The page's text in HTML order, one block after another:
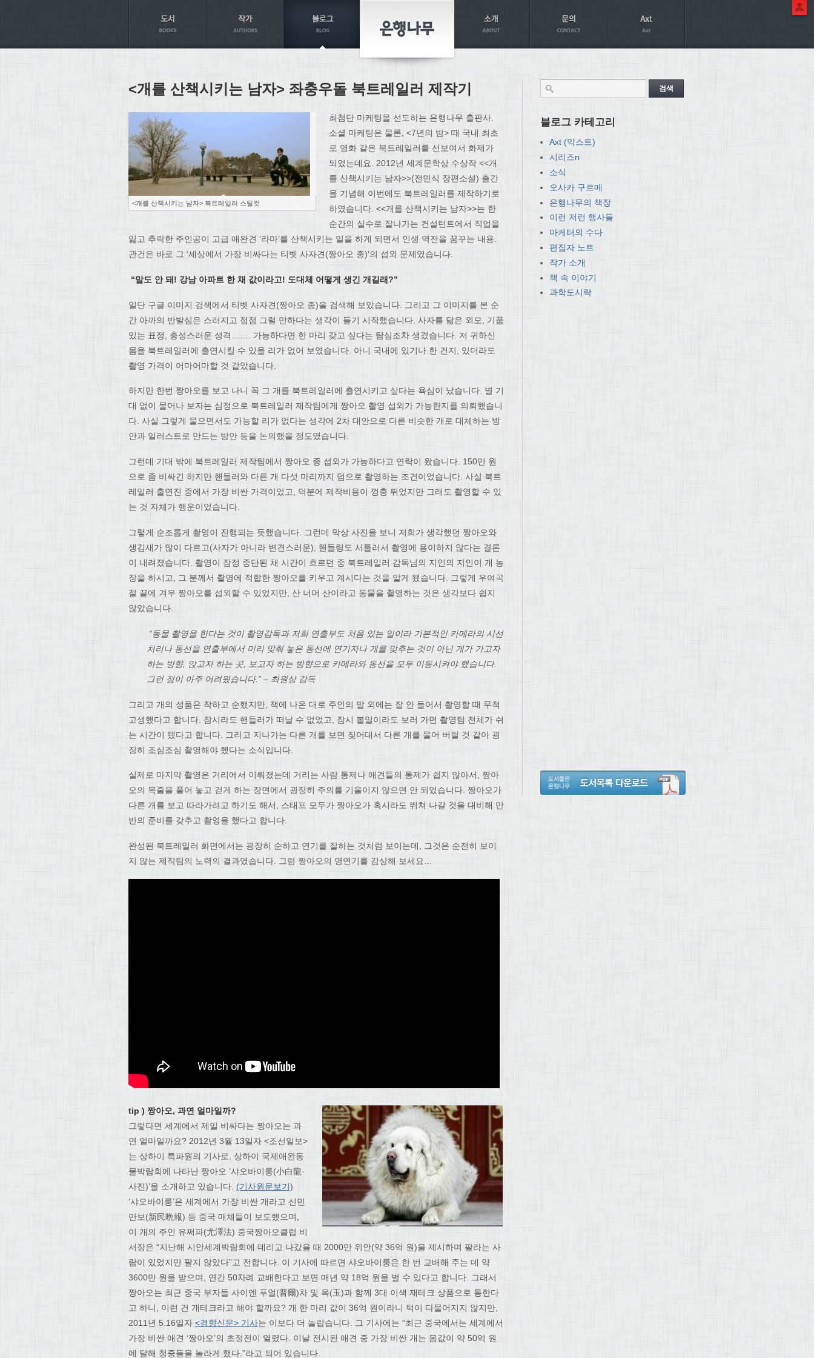
<개를 산책시키는 남자> 좌충우돌 북트레일러 제작기
<개를 산책시키는 남자> 북트레일러 스틸컷
최첨단 마케팅을 선도하는 은행나무 출판사.
소셜 마케팅은 물론, <7년의 밤> 때 국내 최초
로 영화 같은 북트레일러를 선보여서 화제가
되었는데요. 2012년 세계문학상 수상작 <<개
를 산책시키는 남자>>(전민식 장편소설) 출간
을 기념해 이번에도 북트레일러를 제작하기로
하였습니다. <<개를 산책시키는 남자>>는 한
순간의 실수로 잘나가는 컨설턴트에서 직업을
잃고 추락한 주인공이 고급 애완견 ‘라마’를 산책시키는 일을 하게 되면서 인생 역전을 꿈꾸는 내용.
관건은 바로 그 ‘세상에서 가장 비싸다는 티벳 사자견(짱아오 종)’의 섭외 문제였습니다.
“말도 안 돼! 강남 아파트 한 채 값이라고! 도대체 어떻게 생긴 개길래?”
일단 구글 이미지 검색에서 티벳 사자견(짱아오 종)을 검색해 보았습니다. 그리고 그 이미지를 본 순
간 아까의 반발심은 스러지고 점점 그럴 만하다는 생각이 들기 시작했습니다. 사자를 닮은 외모, 기품
있는 표정, 충성스러운 성격……. 가능하다면 한 마리 갖고 싶다는 탐심조차 생겼습니다. 저 귀하신
몸을 북트레일러에 출연시킬 수 있을 리가 없어 보였습니다. 아니 국내에 있기나 한 건지, 있더라도
촬영 가격이 어마어마할 것 같았습니다.
하지만 한번 짱아오를 보고 나니 꼭 그 개를 북트레일러에 출연시키고 싶다는 욕심이 났습니다. 별 기
대 없이 물어나 보자는 심정으로 북트레일러 제작팀에게 짱아오 촬영 섭외가 가능한지를 의뢰했습니
다. 사실 그렇게 물으면서도 가능할 리가 없다는 생각에 2차 대안으로 다른 비슷한 개로 대체하는 방
안과 일러스트로 만드는 방안 등을 논의했을 정도였습니다.
그런데 기대 밖에 북트레일러 제작팀에서 짱아오 종 섭외가 가능하다고 연락이 왔습니다. 150만 원
으로 좀 비싸긴 하지만 핸들러와 다른 개 다섯 마리까지 덤으로 촬영하는 조건이었습니다. 사실 북트
레일러 출연진 중에서 가장 비싼 가격이었고, 덕분에 제작비용이 껑충 뛰었지만 그래도 촬영할 수 있
는 것 자체가 행운이었습니다.
그렇게 순조롭게 촬영이 진행되는 듯했습니다. 그런데 막상 사진을 보니 저희가 생각했던 짱아오와
생김새가 많이 다르고(사자가 아니라 변견스러운), 핸들링도 서툴러서 촬영에 용이하지 않다는 결론
이 내려졌습니다. 촬영이 잠정 중단된 채 시간이 흐르던 중 북트레일러 감독님의 지인의 지인이 개 농
장을 하시고, 그 분께서 촬영에 적합한 짱아오를 키우고 계시다는 것을 알게 됐습니다. 그렇게 우여곡
절 끝에 겨우 짱아오를 섭외할 수 있었지만, 산 너머 산이라고 동물을 촬영하는 것은 생각보다 쉽지
않았습니다.
“동물 촬영을 한다는 것이 촬영감독과 저희 연출부도 처음 있는 일이라 기본적인 카메라의 시선
처리나 동선을 연출부에서 미리 맞춰 놓은 동선에 연기자나 개를 맞추는 것이 아닌 개가 가고자
하는 방향, 앉고자 하는 곳, 보고자 하는 방향으로 카메라와 동선을 모두 이동시켜야 했습니다.
그런 점이 아주 어려웠습니다.” – 최원상 감독
그리고 개의 성품은 착하고 순했지만, 책에 나온 대로 주인의 말 외에는 잘 안 들어서 촬영할 때 무척
고생했다고 합니다. 잠시라도 핸들러가 떠날 수 없었고, 잠시 볼일이라도 보러 가면 촬영팀 전체가 쉬
는 시간이 됐다고 합니다. 그리고 지나가는 다른 개를 보면 짖어대서 다른 개를 물어 버릴 것 같아 굉
장히 조심조심 촬영해야 했다는 소식입니다.
실제로 마지막 촬영은 거리에서 이뤄졌는데 거리는 사람 통제나 애견들의 통제가 쉽지 않아서, 짱아
오의 목줄을 풀어 놓고 걷게 하는 장면에서 굉장히 주의를 기울이지 않으면 안 되었습니다. 짱아오가
다른 개를 보고 따라가려고 하기도 해서, 스태프 모두가 짱아오가 혹시라도 뛰쳐 나갈 것을 대비해 만
반의 준비를 갖추고 촬영을 했다고 합니다.
완성된 북트레일러 화면에서는 굉장히 순하고 연기를 잘하는 것처럼 보이는데, 그것은 순전히 보이
지 않는 제작팀의 노력의 결과였습니다. 그럼 짱아오의 명연기를 감상해 보세요…
tip ) 짱아오, 과연 얼마일까?
그렇다면 세계에서 제일 비싸다는 짱아오는 과
연 얼마일까요? 2012년 3월 13일자 <조선일보>
는 상하이 특파원의 기사로, 상하이 국제애완동
물박람회에 나타난 짱아오 ‘샤오바이룽(小白龍·
사진)’을 소개하고 있습니다. (기사원문보기)
‘샤오바이룽’은 세계에서 가장 비싼 개라고 신민
만보(新民晩報) 등 중국 매체들이 보도했으며,
이 개의 주인 유쩌파(尤澤法) 중국짱아오클럽 비
서장은 “지난해 시안세계박람회에 데리고 나갔을 때 2000만 위안(약 36억 원)을 제시하며 팔라는 사
람이 있었지만 팔지 않았다”고 전합니다. 이 기사에 따르면 샤오바이룽은 한 번 교배해 주는 데 약
3600만 원을 받으며, 연간 50차례 교배한다고 보면 매년 약 18억 원을 벌 수 있다고 합니다. 그래서
짱아오는 최근 중국 부자들 사이엔 푸얼(普爾)차 및 옥(玉)과 함께 3대 이색 재테크 상품으로 통한다
고 하니, 이런 건 개테크라고 해야 할까요? 개 한 마리 값이 36억 원이라니 턱이 다물어지지 않지만,
2011년 5.16일자 <경향신문> 기사는 이보다 더 놀랍습니다. 그 기사에는 “최근 중국에서는 세계에서
가장 비싼 애견 ‘짱아오’의 초정전이 열렸다. 이날 전시된 애견 중 가장 비싼 개는 몸값이 약 50억 원
에 달해 청중들을 놀라게 했다.”라고 되어 있습니다.
블로그 카테고리
Axt (악스트)
시리즈n
소식
오사카 구르메
은행나무의 책장
이런 저런 행사들
마케터의 수다
편집자 노트
작가 소개
책 속 이야기
과학도시락